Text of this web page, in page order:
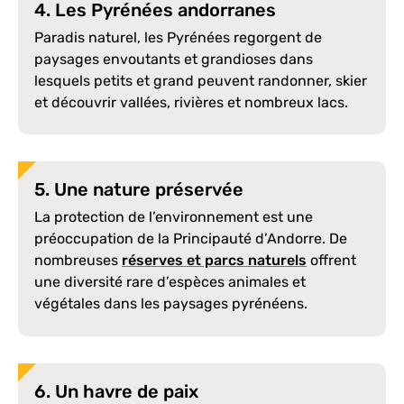
4. Les Pyrénées andorranes
Paradis naturel, les Pyrénées regorgent de
paysages envoutants et grandioses dans
lesquels petits et grand peuvent randonner, skier
et découvrir vallées, rivières et nombreux lacs.
5. Une nature préservée
La protection de l’environnement est une
préoccupation de la Principauté d’Andorre. De
nombreuses réserves et parcs naturels offrent
une diversité rare d’espèces animales et
végétales dans les paysages pyrénéens.
6. Un havre de paix